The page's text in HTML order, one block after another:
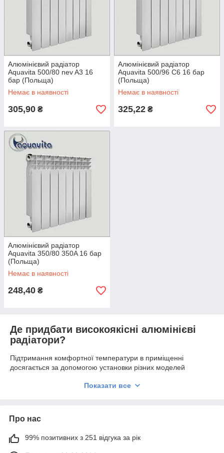
Алюмінієвий радіатор
Aquavita 500/80 nev A3 16
бар (Польща)
Немає в наявності
305,90 ₴
Алюмінієвий радіатор
Aquavita 500/96 C6 16 бар
(Польща)
Немає в наявності
325,22 ₴
Алюмінієвий радіатор
Aquavita 350/80 350A 16 бар
(Польща)
Немає в наявності
248,40 ₴
Де придбати високоякісні алюмінієві
радіатори?
Підтримання комфортної температури в приміщенні
досягається за допомогою установки різних моделей
опалення стали алюмінієвірадіатори , які завоювали довіру
приділити тепловіддачі і показником робочого тиску. Від
температурні показники приміщення. Від робочого тиску
Показати все
Про нас
99% позитивних з 251 відгука за рік